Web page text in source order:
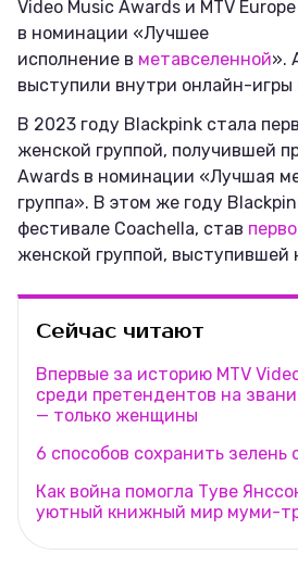
Video Music Awards и MTV
в номинации «Лучшее
исполнение в метавселенной».
выступили внутри онлайн-игры
В 2023 году Blackpink стала
женской группой, получившей
Awards в номинации «Лучшая
группа». В этом же году
фестивале Coachella, став
женской группой, выступившей
Сейчас читают
Впервые за историю MTV
среди претендентов на
— только женщины
6 способов сохранить зелень
Как война помогла Туве
уютный книжный мир муми-